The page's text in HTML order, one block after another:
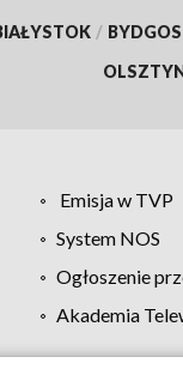
/
Emisja w TVP
System NOS
Ogłoszenie
Akademia